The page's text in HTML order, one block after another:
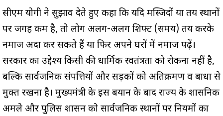
सीएम योगी ने सुझाव देते हुए कहा कि यदि मस्जिदों या तय स्थानों
पर जगह कम है, तो लोग अलग-अलग शिफ्ट (समय) तय करके
नमाज अदा कर सकते हैं या फिर अपने घरों में नमाज पढ़ें।
सरकार का उद्देश्य किसी की धार्मिक स्वतंत्रता को रोकना नहीं है,
बल्कि सार्वजनिक संपत्तियों और सड़कों को अतिक्रमण व बाधा से
मुक्त रखना है। मुख्यमंत्री के इस बयान के बाद राज्य के प्रशासनिक
अमले और पुलिस प्रशासन को सार्वजनिक स्थानों पर नियमों का